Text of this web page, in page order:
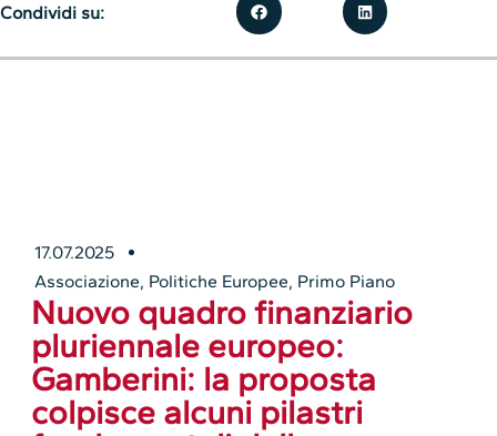
17.07.2025
Associazione, Politiche Europee, Primo Piano
Nuovo quadro finanziario
pluriennale europeo:
Gamberini: la proposta
colpisce alcuni pilastri
Condividi su: